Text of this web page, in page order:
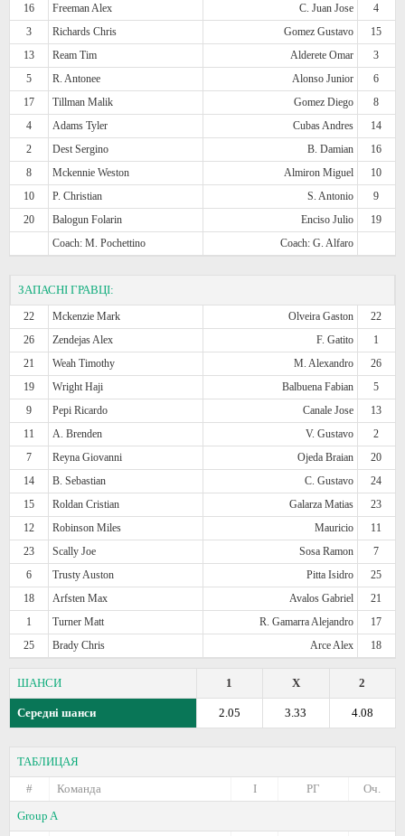
16
Freeman Alex C. Juan Jose
4
3
Richards Chris Gomez Gustavo
15
13
Ream Tim Alderete Omar
3
5
R. Antonee Alonso Junior
6
17
Tillman Malik Gomez Diego
8
4
Adams Tyler Cubas Andres
14
2
Dest Sergino B. Damian
16
8
Mckennie Weston Almiron Miguel
10
10
P. Christian S. Antonio
9
20
Balogun Folarin Enciso Julio
19
Coach: M. Pochettino
Coach: G. Alfaro
ЗАПАСНІ ГРАВЦІ:
22 Mckenzie Mark Olveira Gaston
22
26
Zendejas Alex F. Gatito
1
21
Weah Timothy M. Alexandro
26
19
Wright Haji Balbuena Fabian
5
9
Pepi Ricardo Canale Jose
13
11
A. Brenden V. Gustavo
2
7
Reyna Giovanni Ojeda Braian
20
14
B. Sebastian C. Gustavo
24
15
Roldan Cristian Galarza Matias
23
12
Robinson Miles Mauricio
11
23
Scally Joe Sosa Ramon
7
6
Trusty Auston Pitta Isidro
25
18
Arfsten Max Avalos Gabriel
21
1
Turner Matt R. Gamarra Alejandro
17
25
Brady Chris Arce Alex 18
ШАНСИ 2
X
1
Середні шанси 4.08
3.33
2.05
ТАБЛИЦАЯ
#
Команда Оч.
РГ
I
Group A